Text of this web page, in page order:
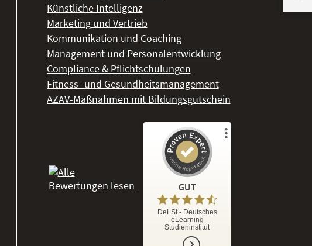
Künstliche Intelligenz
Marketing und Vertrieb
Kommunikation und Coaching
Management und Personalentwicklung
Compliance & Pflichtschulungen
Fitness- und Gesundheitsmanagement
AZAV-Maßnahmen mit Bildungsgutschein
GUT
DeLSt - Deutsches
eLearning
Studieninstitut
Kundenbewertungen und Erfahrungen zu
DeLSt - Deutsches eLearning Studieninstitut
ProvenExpert.com